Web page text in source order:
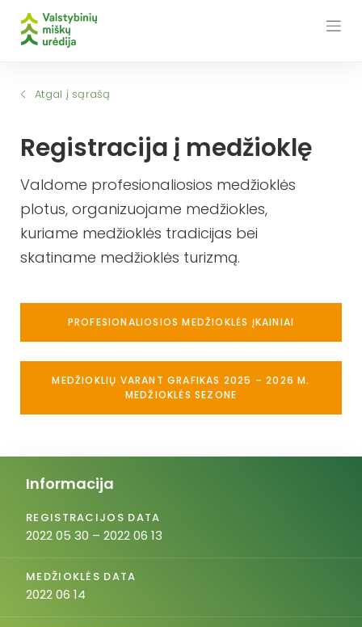
Atgal į sąrašą
Registracija į medžioklę
Valdome profesionaliosios medžioklės
plotus, organizuojame medžiokles,
kuriame medžioklės tradicijas bei
skatiname medžioklės turizmą.
PROFESIONALIOSIOS MEDŽIOKLĖS ĮKAINIAI
MEDŽIOKLIŲ VARANT GRAFIKAS 2025 – 2026 M.
MEDŽIOKLĖS SEZONE
Informacija
REGISTRACIJOS DATA
2022 05 30 – 2022 06 13
MEDŽIOKLĖS DATA
2022 06 14